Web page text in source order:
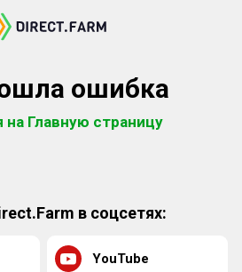
ошибка
на Главную страницу
в соцсетях:
YouTube